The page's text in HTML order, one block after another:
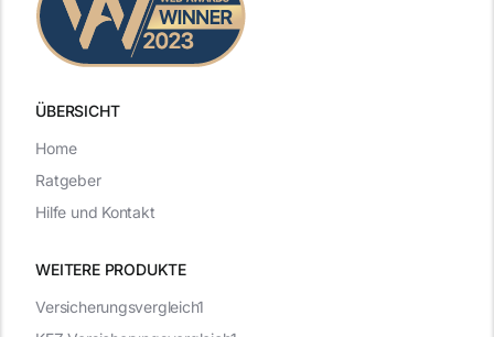
ÜBERSICHT
WEITERE PRODUKTE
Versicherungsvergleich1
Home
Ratgeber
Hilfe und Kontakt